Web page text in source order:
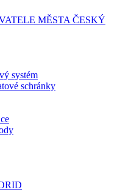
MĚSTA ČESKÝ
systém
schránky